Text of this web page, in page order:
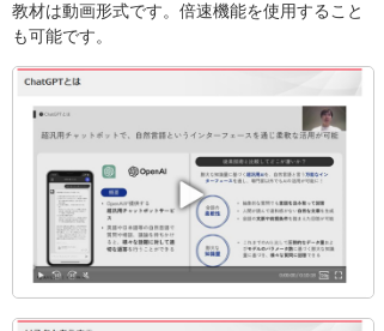
教材は動画形式です。倍速機能を使用すること
も可能です。